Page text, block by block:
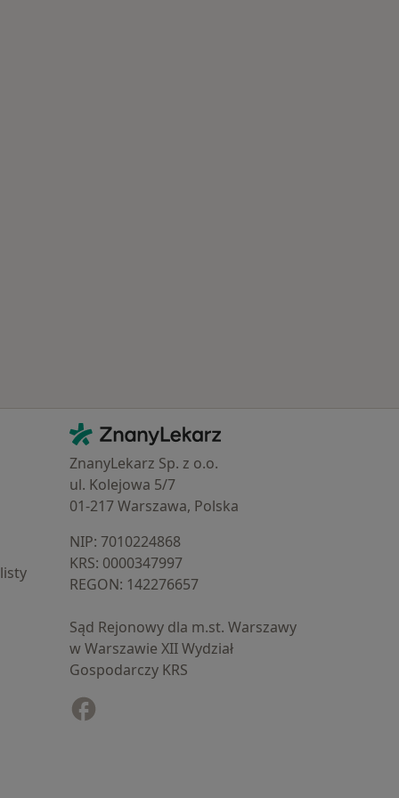
Kontakt
ZnanyLekarz - Strona główna
ZnanyLekarz Sp. z o.o.
ul. Kolejowa 5/7
01-217 Warszawa, Polska
NIP: ⁠7010224868
KRS: ⁠0000347997
REGON: ⁠142276657
Sąd Rejonowy dla m.st. Warszawy
w Warszawie XII Wydział
Gospodarczy KRS